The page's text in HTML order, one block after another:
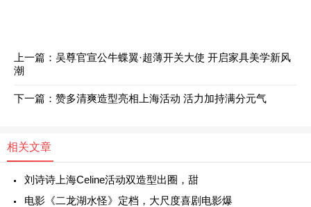
上一篇：吴尊官宣公牛蝶翼·超薄开关大使 开启家具美学新风
潮
下一篇：赞多清爽造型亮相上海活动 活力加持满分元气
相关文章
刘诗诗上海Celine活动双造型出圈，甜
电影《二龙湖水怪》定档，大尺度喜剧电影爆